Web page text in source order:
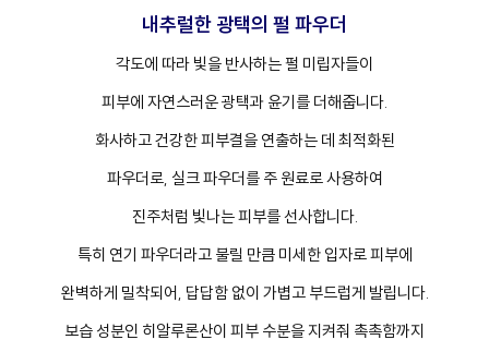
내추럴한 광택의 펄 파우더
각도에 따라 빛을 반사하는 펄 미립자들이
피부에 자연스러운 광택과 윤기를 더해줍니다.
화사하고 건강한 피부결을 연출하는 데 최적화된
파우더로, 실크 파우더를 주 원료로 사용하여
진주처럼 빛나는 피부를 선사합니다.
특히 연기 파우더라고 불릴 만큼 미세한 입자로 피부에
완벽하게 밀착되어, 답답함 없이 가볍고 부드럽게 발립니다.
보습 성분인 히알루론산이 피부 수분을 지켜줘 촉촉함까지